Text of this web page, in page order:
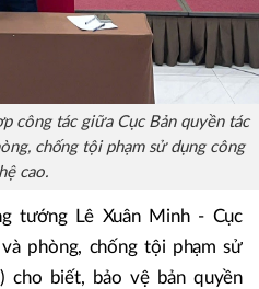
công tác giữa Cục Bản quyền tác
chống tội phạm sử dụng công
cao.
tướng Lê Xuân Minh - Cục
phòng, chống tội phạm sử
cho biết, bảo vệ bản quyền